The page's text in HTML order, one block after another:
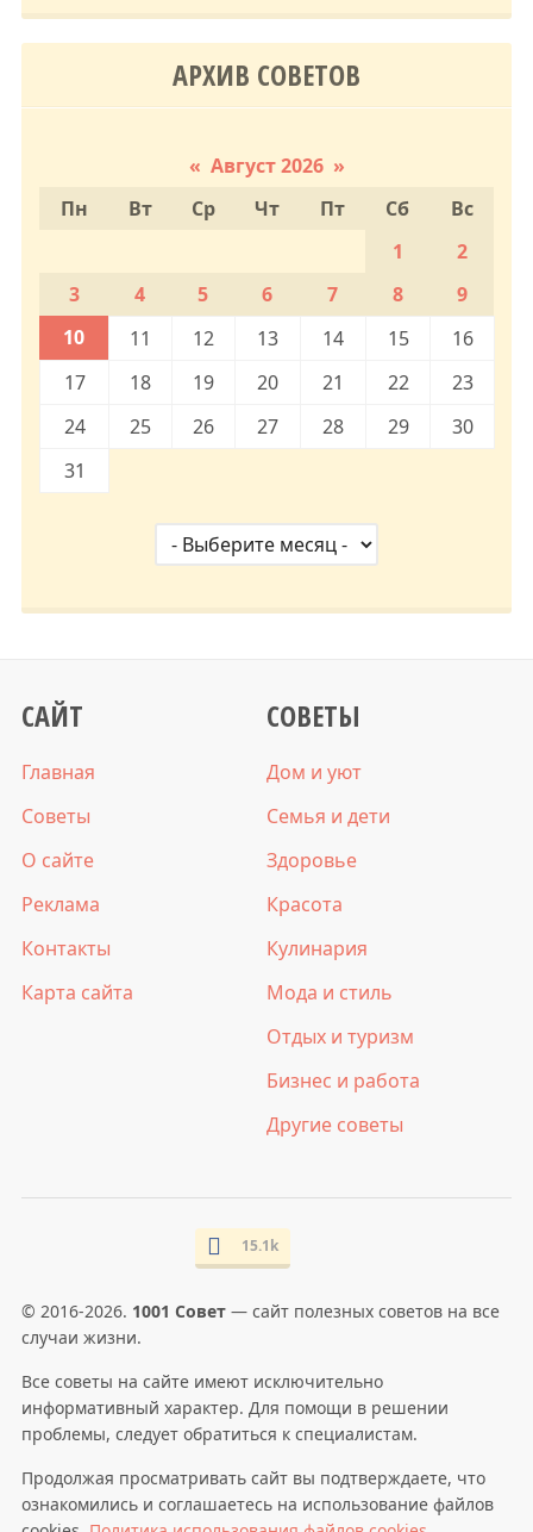
АРХИВ СОВЕТОВ
« Август 2026 »
Пн
Вт Ср Чт Пт Сб
Вс
1
2
3
4 5 6 7 8
9
10
11 12 13 14 15
16
17
18 19 20 21 22
23
24
25 26 27 28 29
30
31
САЙТ
Главная
Советы
О сайте
Реклама
Контакты
Карта сайта
СОВЕТЫ
Дом и уют
Семья и дети
Здоровье
Красота
Кулинария
Мода и стиль
Отдых и туризм
Бизнес и работа
Другие советы
15.1k
© 2016-2026. 1001 Совет— сайт полезных советов на все
случаи жизни.
Все советы на сайте имеют исключительно
информативный характер. Для помощи в решении
проблемы, следует обратиться к специалистам.
Продолжая просматривать сайт вы подтверждаете, что
ознакомились и соглашаетесь на использование файлов